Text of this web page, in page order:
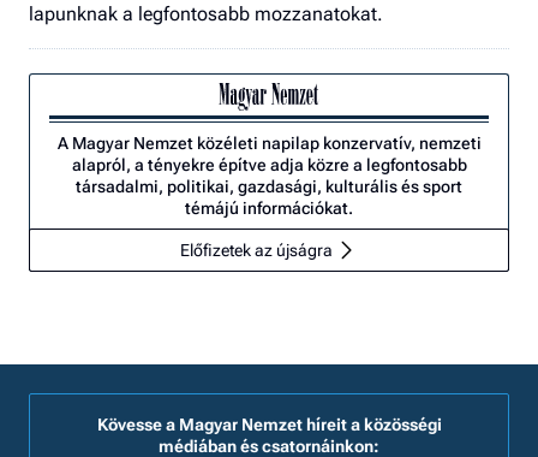
lapunknak a legfontosabb mozzanatokat.
A Magyar Nemzet közéleti napilap konzervatív, nemzeti
alapról, a tényekre építve adja közre a legfontosabb
társadalmi, politikai, gazdasági, kulturális és sport
témájú információkat.
Előfizetek az újságra
Kövesse a Magyar Nemzet híreit a közösségi
médiában és csatornáinkon: